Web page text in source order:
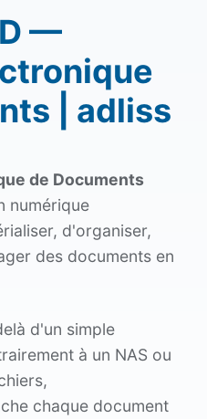
—
| adliss
de Documents
numérique
d'organiser,
des documents en
d'un simple
à un NAS ou
chaque document